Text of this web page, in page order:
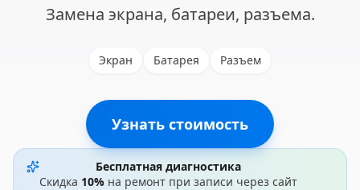
Замена экрана, батареи, разъема.
Экран Батарея Разъем
Узнать стоимость
Бесплатная диагностика
Скидка 10% на ремонт при записи через сайт